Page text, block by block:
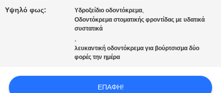
Υψηλό φως: Υδροξείδιο οδοντόκρεμα,
Οδοντόκρεμα στοματικής φροντίδας με υδατικά
συστατικά
,
λευκαντική οδοντόκρεμα για βούρτσισμα δύο
φορές την ημέρα
ΕΠΑΦΉ!